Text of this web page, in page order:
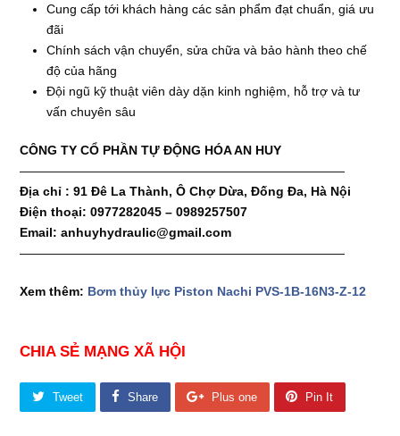
Cung cấp tới khách hàng các sản phẩm đạt chuẩn, giá ưu
đãi
Chính sách vận chuyển, sửa chữa và bảo hành theo chế
độ của hãng
Đội ngũ kỹ thuật viên dày dặn kinh nghiệm, hỗ trợ và tư
vấn chuyên sâu
CÔNG TY CỔ PHẦN TỰ ĐỘNG HÓA AN HUY
——————————————————————————
Địa chỉ : 91 Đê La Thành, Ô Chợ Dừa, Đống Đa, Hà Nội
Điện thoại: 0977282045 – 0989257507
Email: anhuyhydraulic@gmail.com
——————————————————————————
Xem thêm: Bơm thủy lực Piston Nachi PVS-1B-16N3-Z-12
CHIA SẺ MẠNG XÃ HỘI
Tweet Share Plus one Pin It